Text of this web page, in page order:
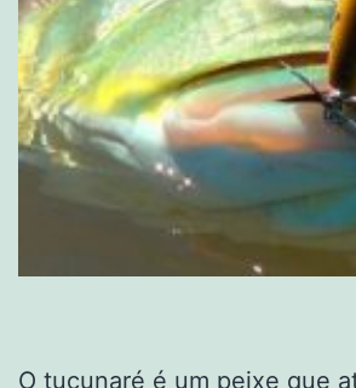
O tucunaré é um peixe que